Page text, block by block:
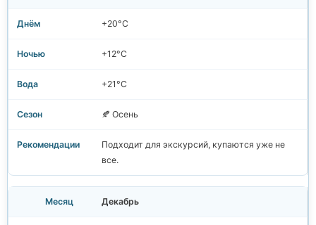
+20°C
+12°C
+21°C
🍂 Осень
Подходит для экскурсий, купаются уже не
все.
Декабрь